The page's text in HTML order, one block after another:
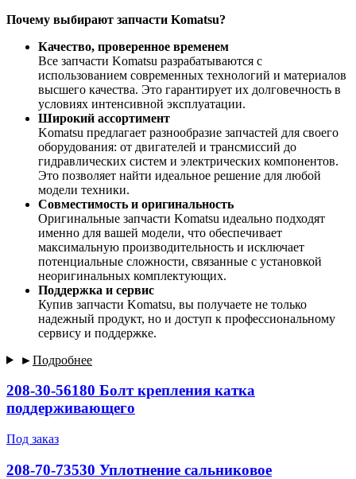
Почему выбирают запчасти Komatsu?
Качество, проверенное временем
Все запчасти Komatsu разрабатываются с
использованием современных технологий и материалов
высшего качества. Это гарантирует их долговечность в
условиях интенсивной эксплуатации.
Широкий ассортимент
Komatsu предлагает разнообразие запчастей для своего
оборудования: от двигателей и трансмиссий до
гидравлических систем и электрических компонентов.
Это позволяет найти идеальное решение для любой
модели техники.
Совместимость и оригинальность
Оригинальные запчасти Komatsu идеально подходят
именно для вашей модели, что обеспечивает
максимальную производительность и исключает
потенциальные сложности, связанные с установкой
неоригинальных комплектующих.
Поддержка и сервис
Купив запчасти Komatsu, вы получаете не только
надежный продукт, но и доступ к профессиональному
сервису и поддержке.
►Подробнее
208-30-56180 Болт крепления катка
поддерживающего
Под заказ
208-70-73530 Уплотнение сальниковое